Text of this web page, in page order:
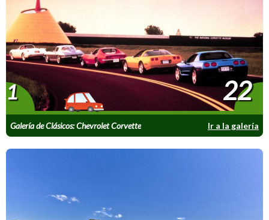
Galería de Clásicos: Chevrolet Corvette Ir a la galería
1 22